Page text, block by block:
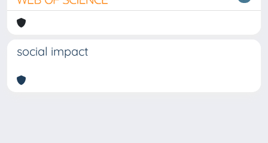
social impact